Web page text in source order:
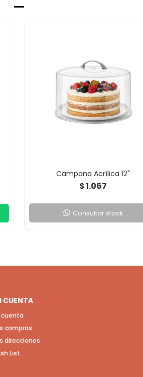
Campana Acrílica 12"
$1.067
Consultar stock
CUENTA
cuenta
compras
direcciones
List